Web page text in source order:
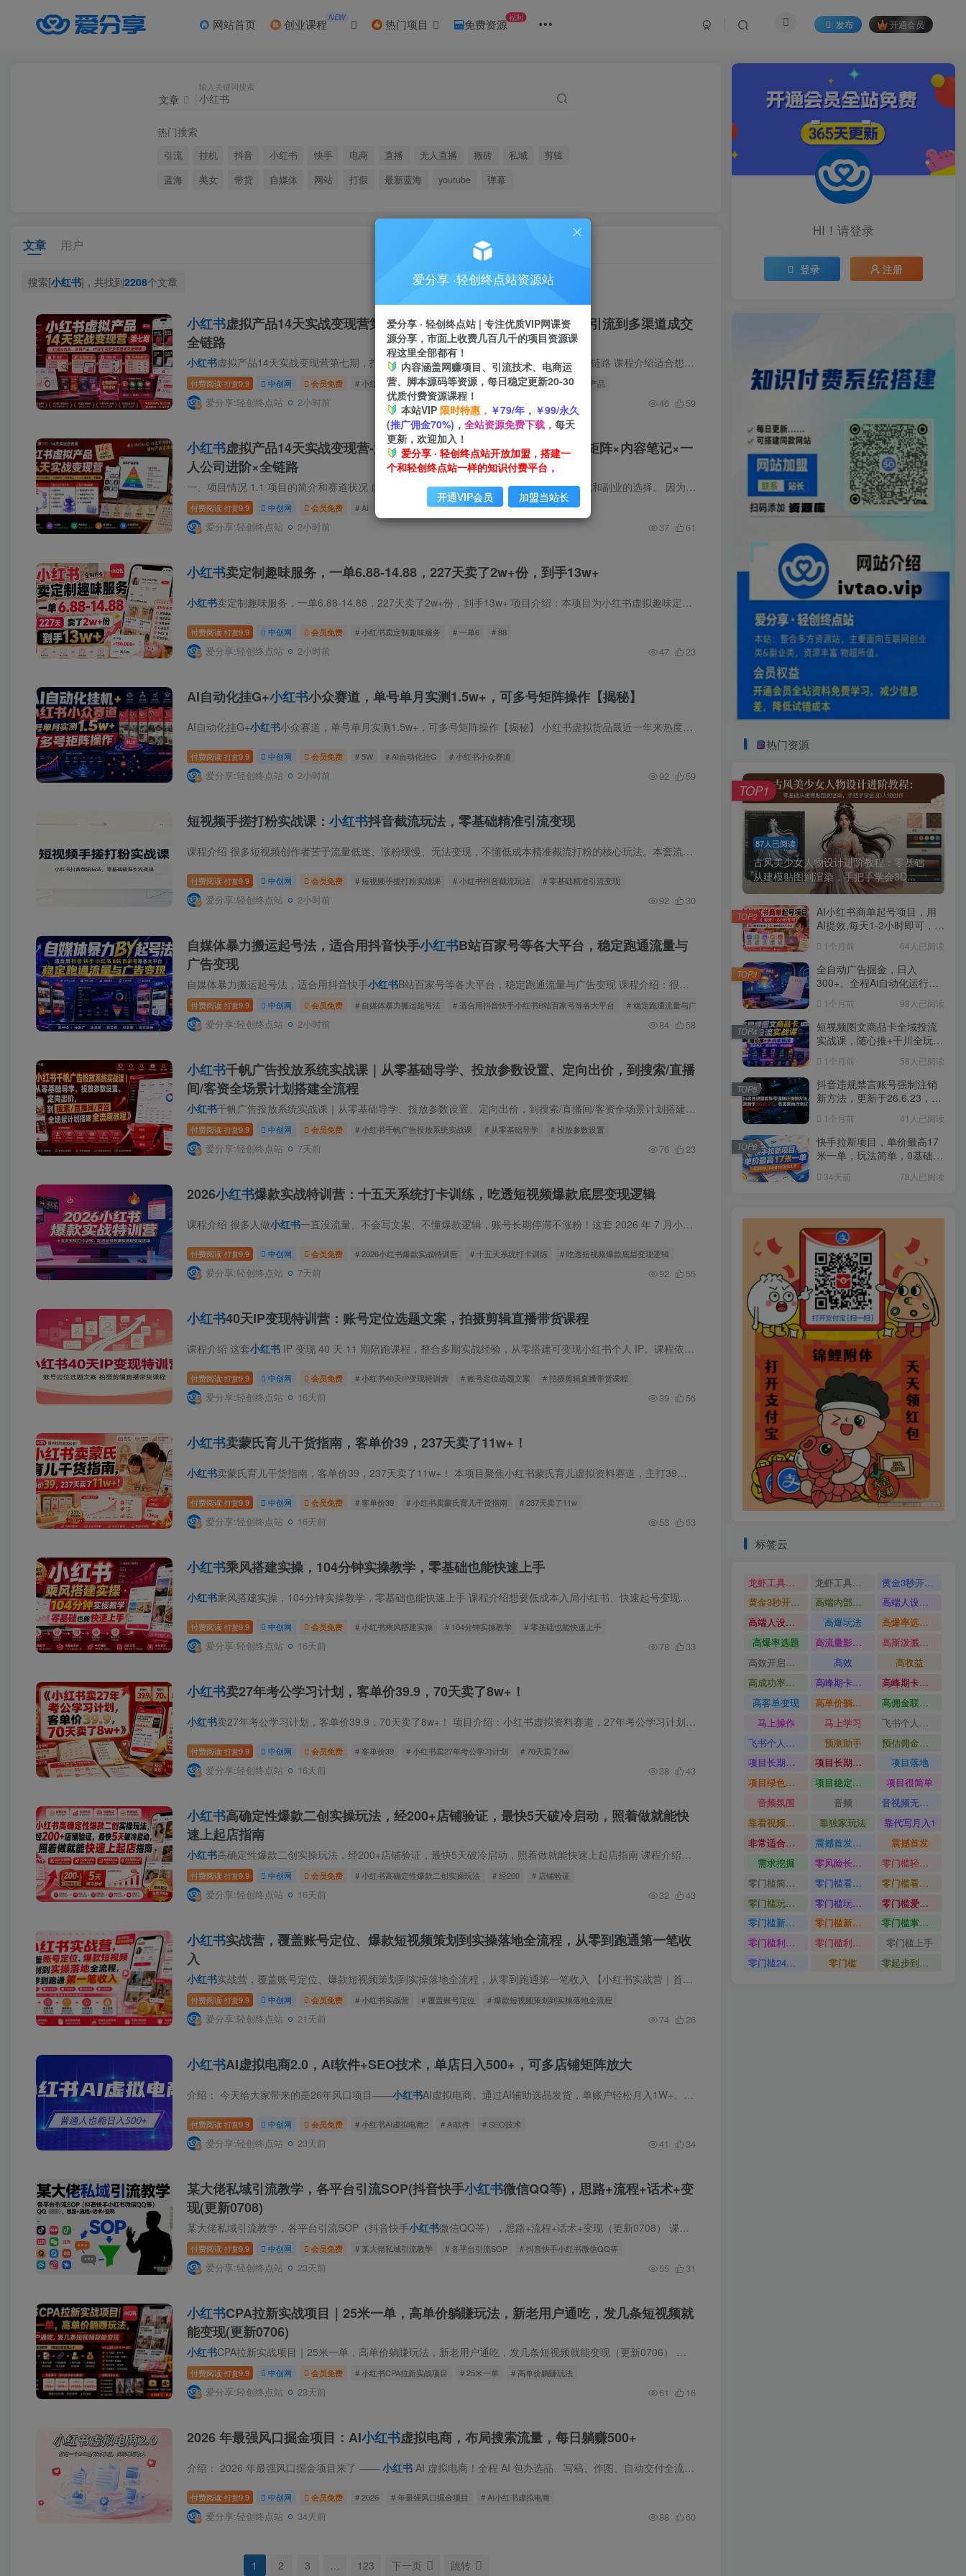
网站首页 创业课程 NEW 热门项目 免费资源福利
发布 开通会员
文章
输入关键词搜索
热门搜索
引流 挂机 抖音 小红书 快手 电商 直播 无人直播 搬砖 私域
剪辑
蓝海
美女 带货 自媒体 网站 打假 最新蓝海 youtube 弹幕
文章 用户
搜索[小红书]，共找到2208个文章
小红书虚拟产品14天实战变现营第七期，打通从选品、原创产品、内容引流到多渠道成交
全链路
小红书虚拟产品14天实战变现营第七期，打通从选品、原创产品、内容引流到多渠道成交全链路 课程介绍适合想依托小红书做轻资产…
付费阅读 打赏9.9 中创网 会员免费 # 小红书虚拟产品14天实战变现营第七期 # 打通从选品 # 原创产品
爱分享:轻创终点站 2小时前 46 59
小红书虚拟产品14天实战变现营-第7期：需求挖掘×AI+Skill原创×产品矩阵×内容笔记×一
人公司进阶×全链路
一、项目情况 1.1 项目的简介和赛道状况 虚拟产品是对于普通人来讲，是非常好的生意模式和副业的选择。 因为
小红书
付费阅读 打赏9.9 中创网 会员免费 # AI # 小红书虚拟产品14天实战变现营
爱分享:轻创终点站 2小时前 37 61
小红书卖定制趣味服务，一单6.88-14.88，227天卖了2w+份，到手13w+
小红书卖定制趣味服务，一单6.88-14.88，227天卖了2w+份，到手13w+ 项目介绍：本项目为小红书虚拟趣味定制…
付费阅读 打赏9.9 中创网 会员免费 # 小红书卖定制趣味服务 # 一单6 # 88
爱分享:轻创终点站 2小时前 47 23
AI自动化挂G+小红书小众赛道，单号单月实测1.5w+，可多号矩阵操作【揭秘】
AI自动化挂G+小红书小众赛道，单号单月实测1.5w+，可多号矩阵操作【揭秘】 小红书虚拟货品最近一年来热度持续高涨，但…
付费阅读 打赏9.9 中创网 会员免费 # 5W # AI自动化挂G # 小红书小众赛道
爱分享:轻创终点站 2小时前 92 59
短视频手搓打粉实战课： 小红书抖音截流玩法，零基础精准引流变现
课程介绍 很多短视频创作者苦于流量低迷、涨粉缓慢、无法变现，不懂低成本精准截流打粉的核心玩法。本套流打粉手搓打法课程，覆…
付费阅读 打赏9.9 中创网 会员免费 # 短视频手搓打粉实战课 # 小红书抖音截流玩法 # 零基础精准引流变现
爱分享:轻创终点站 2小时前 92 30
自媒体暴力搬运起号法，适合用抖音快手小红书B站百家号等各大平台，稳定跑通流量与
广告变现
自媒体暴力搬运起号法，适合用抖音快手小红书B站百家号等各大平台，稳定跑通流量与广告变现 课程介绍：很多自媒体新手起号陷入…
付费阅读 打赏9.9 中创网 会员免费 # 自媒体暴力搬运起号法 # 适合用抖音快手小红书B站百家号等各大平台 # 稳定跑通流量与广告变现
爱分享:轻创终点站 2小时前 84 58
小红书千帆广告投放系统实战课｜从零基础导学、投放参数设置、定向出价，到搜索/直播
间/客资全场景计划搭建全流程
小红书千帆广告投放系统实战课｜从零基础导学、投放参数设置、定向出价，到搜索/直播间/客资全场景计划搭建全流程 课程介绍：…
付费阅读 打赏9.9 中创网 会员免费 # 小红书千帆广告投放系统实战课 # 从零基础导学 # 投放参数设置
爱分享:轻创终点站 7天前 76 23
2026小红书爆款实战特训营：十五天系统打卡训练，吃透短视频爆款底层变现逻辑
课程介绍 很多人做小红书一直没流量、不会写文案、不懂爆款逻辑，账号长期停滞不涨粉！这套 2026 年 7 月小红书实战营…
付费阅读 打赏9.9 中创网 会员免费 # 2026小红书爆款实战特训营 # 十五天系统打卡训练 # 吃透短视频爆款底层变现逻辑
爱分享:轻创终点站 7天前 92 55
小红书40天IP变现特训营：账号定位选题文案，拍摄剪辑直播带货课程
课程介绍 这套小红书 IP 变现 40 天 11 期陪跑课程，整合多期实战经验，从零搭建可变现小红书个人 IP。课程依次…
付费阅读 打赏9.9 中创网 会员免费 # 小红书40天IP变现特训营 # 账号定位选题文案 # 拍摄剪辑直播带货课程
爱分享:轻创终点站 16天前 39 56
小红书卖蒙氏育儿干货指南，客单价39，237天卖了11w+！
小红书卖蒙氏育儿干货指南，客单价39，237天卖了11w+！ 本项目聚焦小红书蒙氏育儿虚拟资料赛道，主打39元客单价的家…
付费阅读 打赏9.9 中创网 会员免费 # 客单价39 # 小红书卖蒙氏育儿干货指南 # 237天卖了11w
爱分享:轻创终点站 16天前 53 53
小红书乘风搭建实操，104分钟实操教学，零基础也能快速上手
小红书乘风搭建实操，104分钟实操教学，零基础也能快速上手 课程介绍想要低成本入局小红书、快速起号变现，这套乘风搭建实操…
付费阅读 打赏9.9 中创网 会员免费 # 小红书乘风搭建实操 # 104分钟实操教学 # 零基础也能快速上手
爱分享:轻创终点站 16天前 78 33
小红书卖27年考公学习计划，客单价39.9，70天卖了8w+！
小红书卖27年考公学习计划，客单价39.9，70天卖了8w+！ 项目介绍：小红书虚拟资料赛道，27年考公学习计划项目，主…
付费阅读 打赏9.9 中创网 会员免费 # 客单价39 # 小红书卖27年考公学习计划 # 70天卖了8w
爱分享:轻创终点站 16天前 38 43
小红书高确定性爆款二创实操玩法，经200+店铺验证，最快5天破冷启动，照着做就能快
速上起店指南
小红书高确定性爆款二创实操玩法，经200+店铺验证，最快5天破冷启动，照着做就能快速上起店指南 课程介绍：课程来自吕承洺…
付费阅读 打赏9.9 中创网 会员免费 # 小红书高确定性爆款二创实操玩法 # 经200 # 店铺验证
爱分享:轻创终点站 16天前 32 43
小红书实战营，覆盖账号定位、爆款短视频策划到实操落地全流程，从零到跑通第一笔收
入
小红书实战营，覆盖账号定位、爆款短视频策划到实操落地全流程，从零到跑通第一笔收入 【小红书实战营｜首期5月8日开营】｜趁…
付费阅读 打赏9.9 中创网 会员免费 # 小红书实战营 # 覆盖账号定位 # 爆款短视频策划到实操落地全流程
爱分享:轻创终点站 21天前 74 26
小红书AI虚拟电商2.0，AI软件+SEO技术，单店日入500+，可多店铺矩阵放大
介绍： 今天给大家带来的是26年风口项目——小红书AI虚拟电商。通过AI辅助选品发货，单账户轻松月入1W+。小红书群体付…
付费阅读 打赏9.9 中创网 会员免费 # 小红书AI虚拟电商2 # AI软件 # SEO技术
爱分享:轻创终点站 23天前 41 34
某大佬私域引流教学，各平台引流SOP(抖音快手小红书微信QQ等)，思路+流程+话术+变
现(更新0708)
某大佬私域引流教学，各平台引流SOP（抖音快手小红书微信QQ等），思路+流程+话术+变现（更新0708） 课程内容：一、…
付费阅读 打赏9.9 中创网 会员免费 # 某大佬私域引流教学 # 各平台引流SOP # 抖音快手小红书微信QQ等
爱分享:轻创终点站 23天前 55 31
小红书CPA拉新实战项目｜25米一单，高单价躺賺玩法，新老用户通吃，发几条短视频就
能变现(更新0706)
小红书CPA拉新实战项目｜25米一单，高单价躺賺玩法，新老用户通吃，发几条短视频就能变现（更新0706） 课程介绍每四年…
付费阅读 打赏9.9 中创网 会员免费 # 小红书CPA拉新实战项目 # 25米一单 # 高单价躺賺玩法
爱分享:轻创终点站 23天前 61 16
2026 年最强风口掘金项目：AI小红书虚拟电商，布局搜索流量，每日躺赚500+
介绍： 2026 年最强风口掘金项目来了 —— 小红书 AI 虚拟电商！全程 AI 包办选品、写稿、作图、自动交付全流程…
付费阅读 打赏9.9 中创网 会员免费 # 2026 # 年最强风口掘金项目 # AI小红书虚拟电商
爱分享:轻创终点站 34天前 88 60
1 2 3 … 123 下一页 跳转
HI！请登录
登录 注册
热门资源
87人已阅读
古风美少女人物设计进阶教程：零基础
从建模贴图到渲染，手把手学会3D...
TOP1
AI小红书商单起号项目，用
AI提效,每天1-2小时即可，0
3W1个月前 64人已阅读
TOP2
全自动广告掘金，日入
300+。全程Ai自动化运行，
稳定1个月前 98人已阅读
TOP3
短视频图文商品卡全域投流
实战课，随心推+千川全玩
计划调控，提升ROI爆单增
收教程
1个月前 58人已阅读
TOP4
抖音违规禁言账号强制注销
新方法，更新于26.6.23，有
1个月前 41人已阅读
TOP5
快手拉新项目，单价最高17
米一单，玩法简单，0基础也
34天前 78人已阅读
TOP6
标签云
龙虾工具完整部署教学图文视频理财多赛道AI变现 龙虾工具完整部署教学
黄金3秒开头与标题海报玩法六大运营硬核技能高效变现
黄金3秒开头与标题海报玩法
高端内部魔灵召唤挂G打金
高端人设搭建积累客户信任图文剪辑谈单转化实操教学
高端人设搭建积累客户信任
高爆玩法
高爆率选题方法
高爆率选题
高流量影视片
高斯泼溅与游戏化交互课程
高效开启跨境賺钱新通道
高效
高收益
高成功率爆款全流程打法
高峰期卡顿利润被抽干私域直播核心痛点解析
高峰期卡顿利润被抽干
高客单变现
高单价躺賺玩法
高佣金联盟课
马上操作
马上学习
飞书个人版100G注册教程无需额外扩容
飞书个人版100G注册教程
预测助手
预估佣金有2200
项目长期稳定宝妈上班族既能兼职增收
项目长期稳定
项目落地
项目绿色长久
项目稳定落地两年以上
项目很简单
音频氛围
音频
音视频无损切割剪辑神器
靠看视频就能在YouTube上賺到钱
靠独家玩法
靠代写月入1
非常适合小白快速上手
震撼首发小白利用电脑做游戏搬砖
震撼首发
需求挖掘
零风险长期做
零门槛轻资产创业
零门槛简单易上手
零门槛看完就能上手只需一部手机轻松日收30
零门槛看完就能上手
零门槛玩转伙伴计划与精选独家单日稳定收益1k
零门槛玩转伙伴计划与精选独家
零门槛爱奇艺变现冷门赛道
零门槛新手快速入门闲鱼电商日赚百元新手必看教程
零门槛新手快速入门闲鱼电商日赚百元
零门槛掌握汽车赛道变现玩法
零门槛利用AI只需几分钟轻松做出带货短视频
零门槛利用AI
零门槛上手
零门槛24小时无人值守被动创收项目
零门槛 零起步到独立实操
爱分享 ·轻创终点站资源站
爱分享 · 轻创终点站 | 专注优质VIP网课资
源分享，市面上收费几百几千的项目资源课
程这里全部都有！
内容涵盖网赚项目、引流技术、电商运
营、脚本源码等资源，每日稳定更新20-30
优质付费资源课程！
本站VIP 限时特惠， ￥79/年，￥99/永久
(推广佣金70%)， 全站资源免费下载， 每天
更新，欢迎加入！
爱分享 · 轻创终点站开放加盟，搭建一
个和轻创终点站一样的知识付费平台，
开通VIP会员 加盟当站长